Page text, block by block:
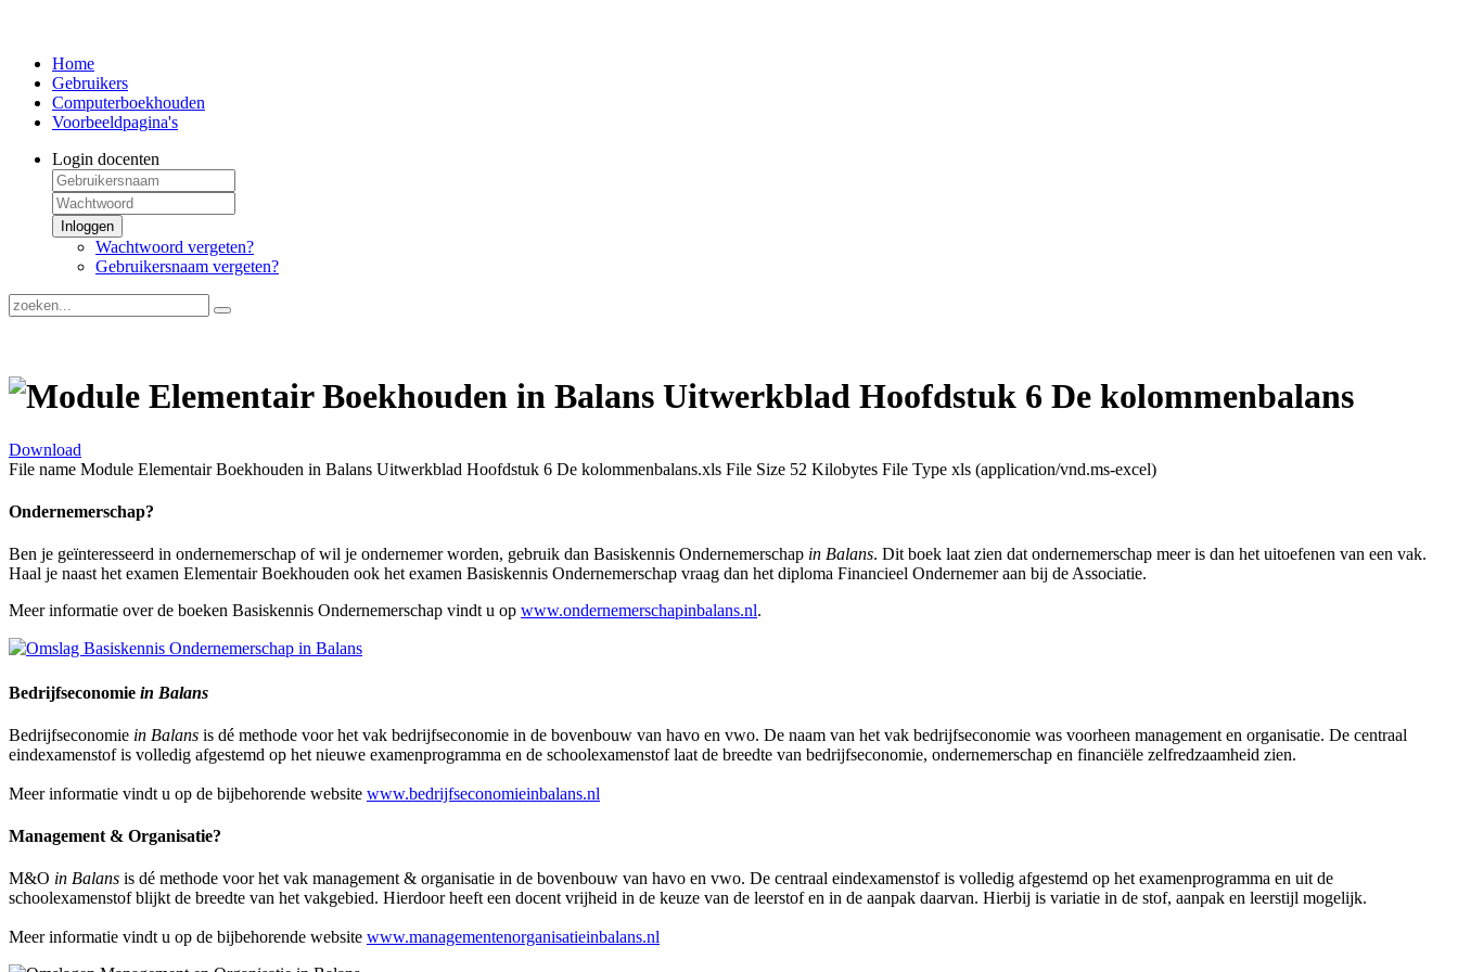
Home
Gebruikers
Computerboekhouden
Voorbeeldpagina's
Login docenten
Inloggen
Wachtwoord vergeten?
Gebruikersnaam vergeten?
Module Elementair Boekhouden in Balans Uitwerkblad Hoofdstuk 6 De kolommenbalans
Download
File name Module Elementair Boekhouden in Balans Uitwerkblad Hoofdstuk 6 De kolommenbalans.xls File Size 52 Kilobytes File Type xls (application/vnd.ms-excel)
Ondernemerschap?
Ben je geïnteresseerd in ondernemerschap of wil je ondernemer worden, gebruik dan Basiskennis Ondernemerschap in Balans. Dit boek laat zien dat ondernemerschap meer is dan het uitoefenen van een vak.
Haal je naast het examen Elementair Boekhouden ook het examen Basiskennis Ondernemerschap vraag dan het diploma Financieel Ondernemer aan bij de Associatie.
Meer informatie over de boeken Basiskennis Ondernemerschap vindt u op www.ondernemerschapinbalans.nl.
Bedrijfseconomie in Balans
Bedrijfseconomie in Balans is dé methode voor het vak bedrijfseconomie in de bovenbouw van havo en vwo. De naam van het vak bedrijfseconomie was voorheen management en organisatie. De centraal
eindexamenstof is volledig afgestemd op het nieuwe examenprogramma en de schoolexamenstof laat de breedte van bedrijfseconomie, ondernemerschap en financiële zelfredzaamheid zien.
Meer informatie vindt u op de bijbehorende website www.bedrijfseconomieinbalans.nl
Management & Organisatie?
M&O in Balans is dé methode voor het vak management & organisatie in de bovenbouw van havo en vwo. De centraal eindexamenstof is volledig afgestemd op het examenprogramma en uit de
schoolexamenstof blijkt de breedte van het vakgebied. Hierdoor heeft een docent vrijheid in de keuze van de leerstof en in de aanpak daarvan. Hierbij is variatie in de stof, aanpak en leerstijl mogelijk.
Meer informatie vindt u op de bijbehorende website www.managementenorganisatieinbalans.nl